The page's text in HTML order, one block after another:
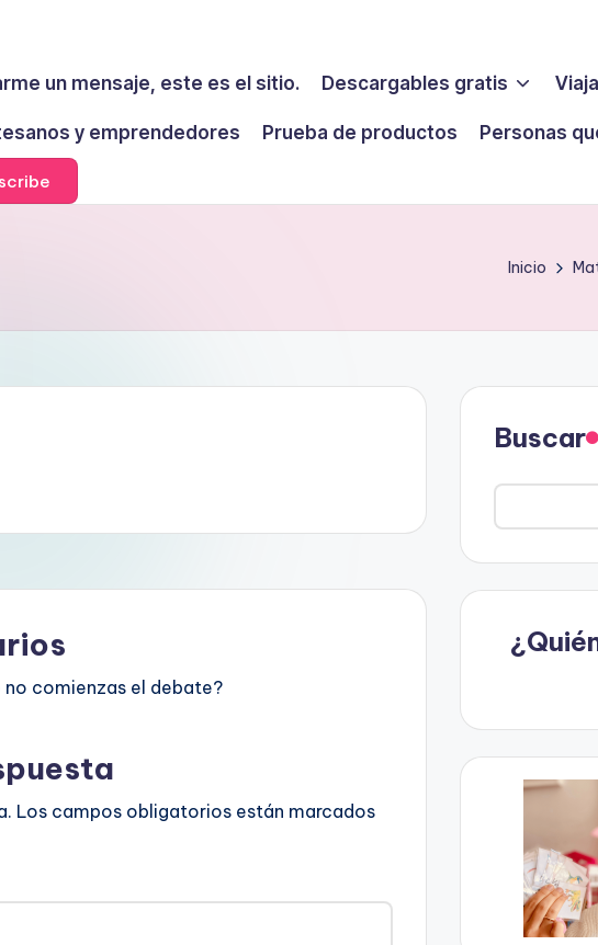
un mensaje, este es el sitio. Descargables gratis
y emprendedores Prueba de productos Personas
Inicio
no comienzas el debate?
Los campos obligatorios están marcados
Buscar